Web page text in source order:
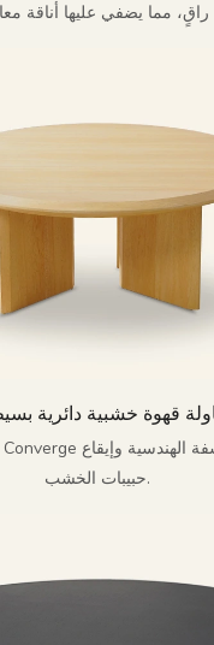
حبيبات الخشب.